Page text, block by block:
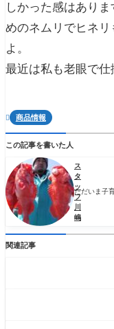
しかった感はあり
めのネムリでヒネ
よ。
最近は私も老眼で
 商品情報
この記事を書いた人
ス
タ
ッ
フ
川
嶋
ただいま子
関連記事